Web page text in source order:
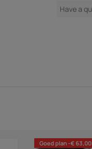
Goed plan -€ 63,00